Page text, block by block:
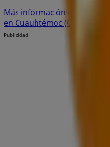
Más información de Merrell
en Cuauhtémoc (CDMX)
Publicidad